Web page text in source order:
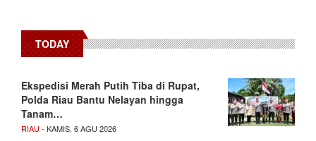
TODAY
Ekspedisi Merah Putih Tiba di Rupat,
Polda Riau Bantu Nelayan hingga
Tanam…
RIAU - KAMIS, 6 AGU 2026